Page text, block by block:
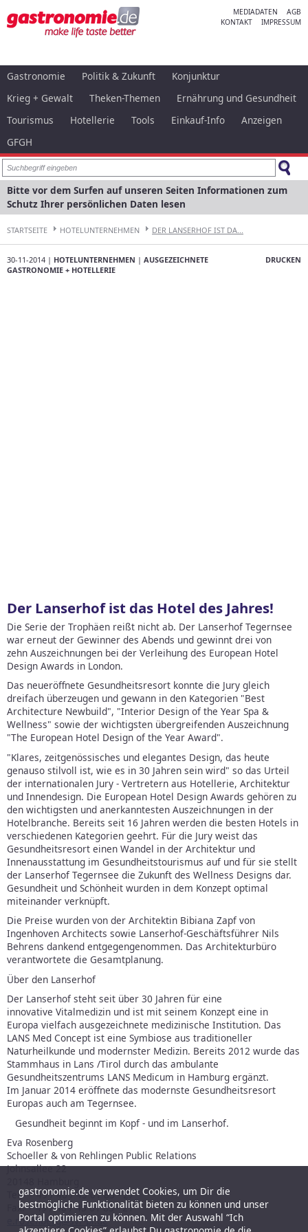
MEDIADATEN
AGB
KONTAKT
IMPRESSUM
Gastronomie Politik & Zukunft
Konjunktur
Krieg + Gewalt
Theken-Themen
Ernährung und Gesundheit
Tourismus
Hotellerie Tools Einkauf-Info
Anzeigen
GFGH
Bitte vor dem Surfen auf unseren Seiten Informationen zum
Schutz Ihrer persönlichen Daten lesen
STARTSEITE HOTELUNTERNEHMEN DER LANSERHOF IST DA...
DRUCKEN
30-11-2014 | HOTELUNTERNEHMEN | AUSGEZEICHNETE
GASTRONOMIE + HOTELLERIE
Der Lanserhof ist das Hotel des Jahres!
Die Serie der Trophäen reißt nicht ab. Der Lanserhof Tegernsee
war erneut der Gewinner des Abends und gewinnt drei von
zehn Auszeichnungen bei der Verleihung des European Hotel
Design Awards in London.
Das neueröffnete Gesundheitsresort konnte die Jury gleich
dreifach überzeugen und gewann in den Kategorien "Best
Architecture Newbuild", "Interior Design of the Year Spa &
Wellness" sowie der wichtigsten übergreifenden Auszeichnung
"The European Hotel Design of the Year Award".
"Klares, zeitgenössisches und elegantes Design, das heute
genauso stilvoll ist, wie es in 30 Jahren sein wird" so das Urteil
der internationalen Jury - Vertretern aus Hotellerie, Architektur
und Innendesign. Die European Hotel Design Awards gehören zu
den wichtigsten und anerkanntesten Auszeichnungen in der
Hotelbranche. Bereits seit 16 Jahren werden die besten Hotels in
verschiedenen Kategorien geehrt. Für die Jury weist das
Gesundheitsresort einen Wandel in der Architektur und
Innenausstattung im Gesundheitstourismus auf und für sie stellt
der Lanserhof Tegernsee die Zukunft des Wellness Designs dar.
Gesundheit und Schönheit wurden in dem Konzept optimal
miteinander verknüpft.
Die Preise wurden von der Architektin Bibiana Zapf von
Ingenhoven Architects sowie Lanserhof-Geschäftsführer Nils
Behrens dankend entgegengenommen. Das Architekturbüro
verantwortete die Gesamtplanung.
Über den Lanserhof
Der Lanserhof steht seit über 30 Jahren für eine
innovative Vitalmedizin und ist mit seinem Konzept eine in
Europa vielfach ausgezeichnete medizinische Institution. Das
LANS Med Concept ist eine Symbiose aus traditioneller
Naturheilkunde und modernster Medizin. Bereits 2012 wurde das
Stammhaus in Lans /Tirol durch das ambulante
Gesundheitszentrums LANS Medicum in Hamburg ergänzt.
Im Januar 2014 eröffnete das modernste Gesundheitsresort
Europas auch am Tegernsee.
Gesundheit beginnt im Kopf - und im Lanserhof.
Eva Rosenberg
Schoeller & von Rehlingen Public Relations
Johnsallee 22
Tel: + 49 / 40 / 45 01 83 - 27
Fax: + 49 / 40 / 45 01 83 - 21
e.rosenberg@svr-pr.de
gastronomie.de verwendet Cookies, um Dir die
bestmögliche Funktionalität bieten zu können und unser
Portal optimieren zu können. Mit der Auswahl “Ich